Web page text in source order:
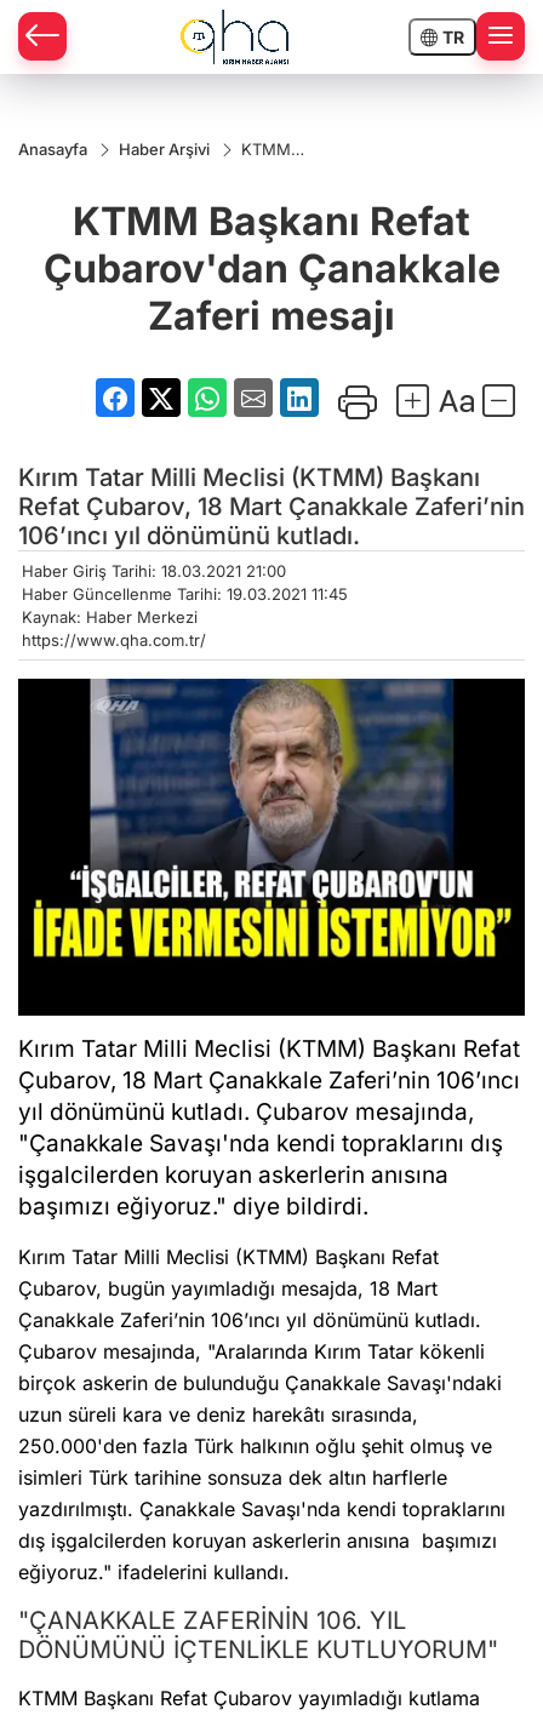
TR
Anasayfa Haber Arşivi
KTMM
Çubarov'dan
Çanakkale
Zaferi mesajı
KTMM Başkanı Refat
Çubarov'dan Çanakkale
Zaferi mesajı
Kırım Tatar Milli Meclisi (KTMM) Başkanı
Refat Çubarov, 18 Mart Çanakkale Zaferi’nin
106’ıncı yıl dönümünü kutladı.
Haber Giriş Tarihi: 18.03.2021 21:00
Haber Güncellenme Tarihi: 19.03.2021 11:45
Kaynak: Haber Merkezi
https://www.qha.com.tr/
Kırım Tatar Milli Meclisi (KTMM) Başkanı Refat
Çubarov, 18 Mart Çanakkale Zaferi’nin 106’ıncı
yıl dönümünü kutladı. Çubarov mesajında,
"Çanakkale Savaşı'nda kendi topraklarını dış
işgalcilerden koruyan askerlerin anısına
başımızı eğiyoruz." diye bildirdi.
Kırım Tatar Milli Meclisi (KTMM) Başkanı Refat
Çubarov, bugün yayımladığı mesajda, 18 Mart
Çanakkale Zaferi’nin 106’ıncı yıl dönümünü kutladı.
Çubarov mesajında, "Aralarında Kırım Tatar kökenli
birçok askerin de bulunduğu Çanakkale Savaşı'ndaki
uzun süreli kara ve deniz harekâtı sırasında,
250.000'den fazla Türk halkının oğlu şehit olmuş ve
isimleri Türk tarihine sonsuza dek altın harflerle
yazdırılmıştı. Çanakkale Savaşı'nda kendi topraklarını
dış işgalcilerden koruyan askerlerin anısına başımızı
eğiyoruz." ifadelerini kullandı.
"ÇANAKKALE ZAFERİNİN 106. YIL
DÖNÜMÜNÜ İÇTENLİKLE KUTLUYORUM"
KTMM Başkanı Refat Çubarov yayımladığı kutlama